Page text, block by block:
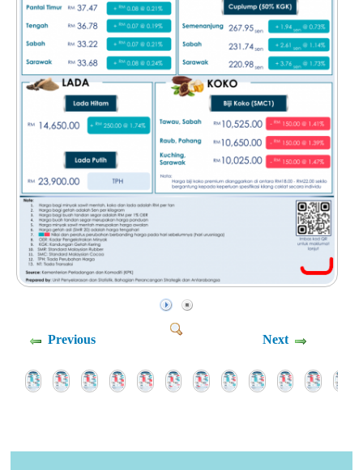
Previous Next